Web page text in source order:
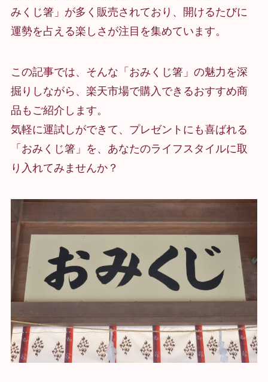
みくじ箸」が多く販売されており、開けるたびに
運勢を占える楽しさが注目を集めています。
この記事では、そんな「おみくじ箸」の魅力を深
掘りしながら、楽天市場で購入できるおすすめ商
品もご紹介します。
気軽に運試しができて、プレゼントにも喜ばれる
「おみくじ箸」を、あなたのライフスタイルに取
り入れてみませんか？